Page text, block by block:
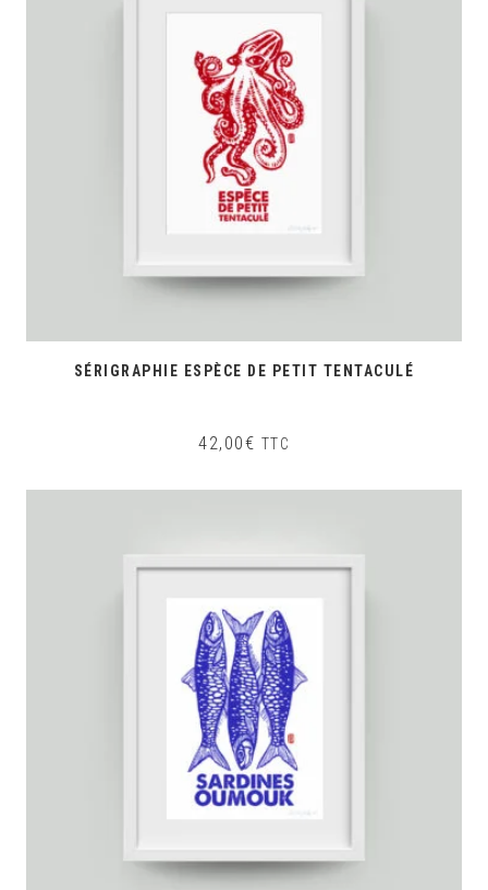
SÉRIGRAPHIE ESPÈCE DE PETIT TENTACULÉ
42,00€ TTC